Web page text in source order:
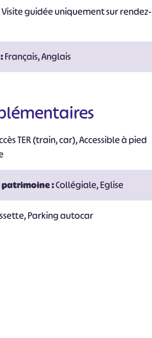
guidée uniquement sur rendez-
Français, Anglais
TER (train, car), Accessible à pied
:Collégiale, Eglise
Parking autocar